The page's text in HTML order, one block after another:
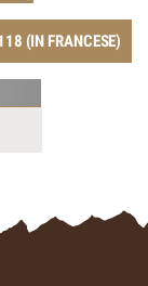
(IN FRANCESE)